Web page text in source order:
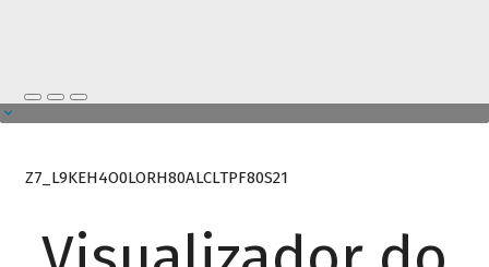
Z7_L9KEH4O0LORH80ALCLTPF80S21